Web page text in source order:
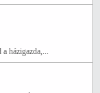
házigazda,...